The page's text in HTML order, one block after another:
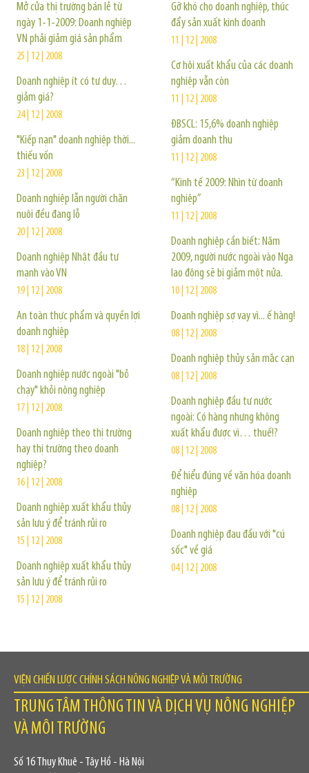
Mở cửa thị trường bán lẻ từ
ngày 1-1-2009: Doanh nghiệp
VN phải giảm giá sản phẩm
25 | 12 | 2008
Doanh nghiệp ít có tư duy…
giảm giá?
24 | 12 | 2008
"Kiếp nạn" doanh nghiệp thời...
thiếu vốn
23 | 12 | 2008
Doanh nghiệp lẫn người chăn
nuôi đều đang lỗ
20 | 12 | 2008
Doanh nghiệp Nhật đầu tư
mạnh vào VN
19 | 12 | 2008
An toàn thực phẩm và quyền lợi
doanh nghiệp
18 | 12 | 2008
Doanh nghiệp nước ngoài "bỏ
chạy" khỏi nông nghiệp
17 | 12 | 2008
Doanh nghiệp theo thị trường
hay thị trường theo doanh
nghiệp?
16 | 12 | 2008
Doanh nghiệp xuất khẩu thủy
sản lưu ý để tránh rủi ro
15 | 12 | 2008
Doanh nghiệp xuất khẩu thủy
sản lưu ý để tránh rủi ro
15 | 12 | 2008
Gỡ khó cho doanh nghiệp, thúc
đẩy sản xuất kinh doanh
11 | 12 | 2008
Cơ hội xuất khẩu của các doanh
nghiệp vẫn còn
11 | 12 | 2008
ĐBSCL: 15,6% doanh nghiệp
giảm doanh thu
11 | 12 | 2008
“Kinh tế 2009: Nhìn từ doanh
nghiệp”
11 | 12 | 2008
Doanh nghiệp cần biết: Năm
2009, người nước ngoài vào Nga
lao động sẽ bị giảm một nửa.
10 | 12 | 2008
Doanh nghiệp sợ vay vì... ế hàng!
08 | 12 | 2008
Doanh nghiệp thủy sản mắc cạn
08 | 12 | 2008
Doanh nghiệp đầu tư nước
ngoài: Có hàng nhưng không
xuất khẩu được vì… thuế!?
08 | 12 | 2008
Để hiểu đúng về văn hóa doanh
nghiệp
08 | 12 | 2008
Doanh nghiệp đau đầu với "cú
sốc" về giá
04 | 12 | 2008
VIỆN CHIẾN LƯỢC CHÍNH SÁCH NÔNG NGHIỆP VÀ MÔI TRƯỜNG
TRUNG TÂM THÔNG TIN VÀ DỊCH VỤ NÔNG NGHIỆP
VÀ MÔI TRƯỜNG
Số 16 Thụy Khuê - Tây Hồ - Hà Nội